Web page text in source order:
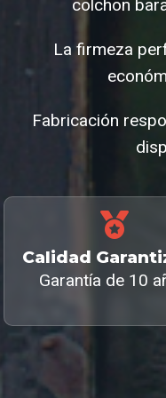
colchon
La firmeza
Fabricación
Calidad
Garantía de 10